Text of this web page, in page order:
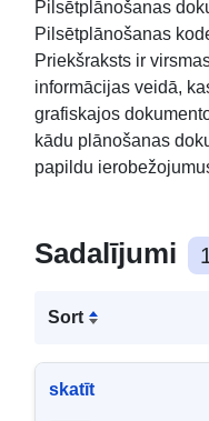
Pilsētplānošanas
Pilsētplānošanas
Priekšraksts ir
informācijas veidā,
grafiskajos
kādu plānošanas
papildu
Sadalījumi
Sort
skatīt